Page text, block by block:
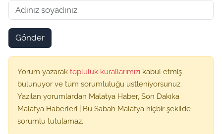
Gönder
Yorum yazarak topluluk kurallarımızı kabul etmiş
bulunuyor ve tüm sorumluluğu üstleniyorsunuz.
Yazılan yorumlardan Malatya Haber, Son Dakika
Malatya Haberleri | Bu Sabah Malatya hiçbir şekilde
sorumlu tutulamaz.